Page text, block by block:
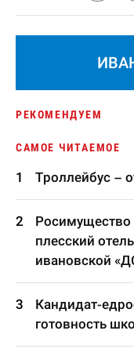
РЕКОМЕНДУЕМ
САМОЕ ЧИТАЕМОЕ
Троллейбус –
Росимущество
плесский
ивановской
Кандидат-
готовность